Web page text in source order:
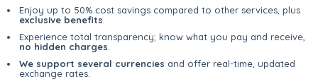
Enjoy up to 50% cost savings compared to other services, plus
exclusive benefits.
Experience total transparency; know what you pay and receive,
no hidden charges.
We support several currencies and offer real-time, updated
exchange rates.